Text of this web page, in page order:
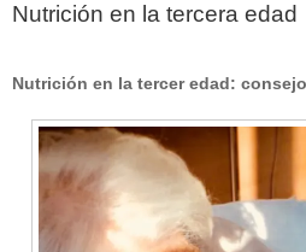
Nutrición en la tercera edad
Nutrición en la tercer edad: